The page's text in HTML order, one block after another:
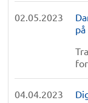
02.05.2023
på
04.04.2023